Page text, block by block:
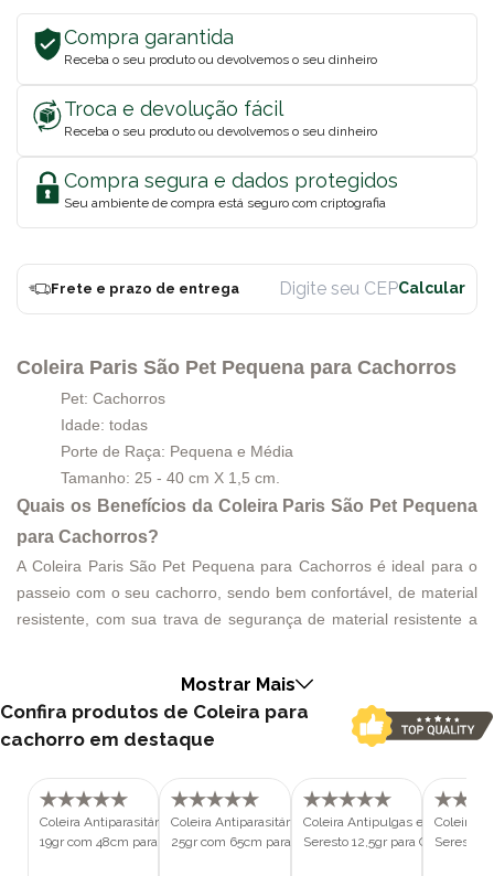
Compra garantida
Receba o seu produto ou devolvemos o seu dinheiro
Troca e devolução fácil
Receba o seu produto ou devolvemos o seu dinheiro
Compra segura e dados protegidos
Seu ambiente de compra está seguro com criptografia
Frete e prazo de entrega
Coleira Paris São Pet Pequena para Cachorros
Pet: Cachorros
Idade: todas
Porte de Raça: Pequena e Média
Tamanho: 25 - 40 cm X 1,5 cm.
Quais os Benefícios da Coleira Paris São Pet Pequena
para Cachorros?
A Coleira Paris São Pet Pequena para Cachorros é ideal para o
passeio com o seu cachorro, sendo bem confortável, de material
resistente, com sua trava de segurança de material resistente a
Medidas da Coleira Paris São Pet Pequena para
Cachorros.
P
25 - 40
M
30 - 50
Mostrar Mais
Confira produtos de Coleira para
cachorro em destaque
Coleira Antiparasitária Scalibor MSD
19gr com 48cm para Cachorros
Coleira Antiparasitária Scalibor MSD
25gr com 65cm para Cachorros
Coleira Antipulgas e Carrapatos
Seresto 12,5gr para Cachorros e
Coleira
Seresto